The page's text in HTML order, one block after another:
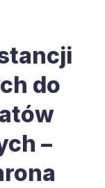
do
–